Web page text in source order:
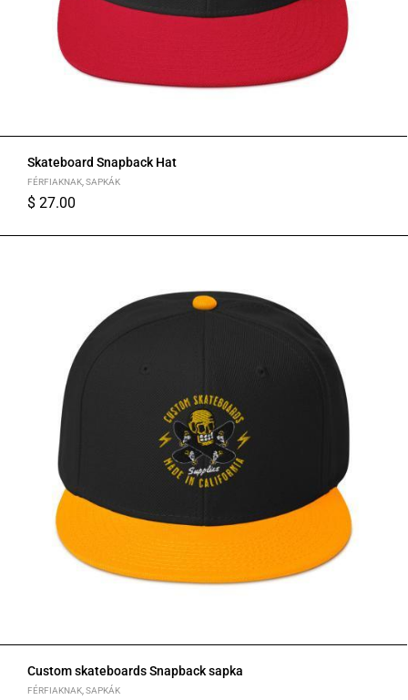
Skateboard Snapback Hat
FÉRFIAKNAK,SAPKÁK
$ 27.00
Custom skateboards Snapback sapka
FÉRFIAKNAK,SAPKÁK